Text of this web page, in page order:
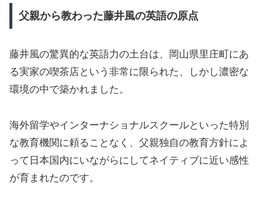
父親から教わった藤井風の英語の原点
藤井風の驚異的な英語力の土台は、岡山県里庄町にあ
る実家の喫茶店という非常に限られた、しかし濃密な
環境の中で築かれました。
海外留学やインターナショナルスクールといった特別
な教育機関に頼ることなく、父親独自の教育方針によ
って日本国内にいながらにしてネイティブに近い感性
が育まれたのです。